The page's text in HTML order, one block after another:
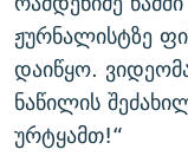
ჟურნალისტზე
დაიწყო.
ნაწილის
ურტყამთ!“